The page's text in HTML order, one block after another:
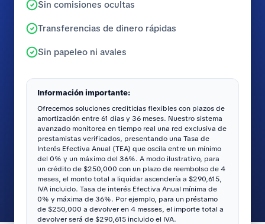
Sin comisiones ocultas
Transferencias de dinero rápidas
Sin papeleo ni avales
Información importante:
Ofrecemos soluciones crediticias flexibles con plazos de
amortización entre 61 dias y 36 meses. Nuestro sistema
avanzado monitorea en tiempo real una red exclusiva de
prestamistas verificados, presentando una Tasa de
Interés Efectiva Anual (TEA) que oscila entre un mínimo
del 0% y un máximo del 36%. A modo ilustrativo, para
un crédito de $250,000 con un plazo de reembolso de 4
meses, el monto total a liquidar ascendería a $290,615,
IVA incluido. Tasa de interés Efectiva Anual mínima de
0% y máxima de 36%. Por ejemplo, para un préstamo
de $250,000 a devolver en 4 messes, el importe total a
devolver será de $290,615 incluido el IVA.